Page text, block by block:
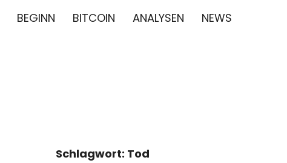
BEGINN BITCOIN ANALYSEN NEWS
∞/21M
Schlagwort: Tod